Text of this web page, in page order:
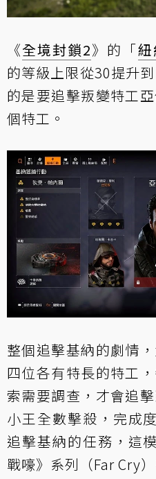
《全境封鎖2》的「
的等級上限從30提升
的是要追擊叛變特工
個特工。
整個追擊基納的劇情
四位各有特長的特工
索需要調查，才會追
小王全數擊殺，完成
追擊基納的任務，這
戰嚎》系列（Far Cry